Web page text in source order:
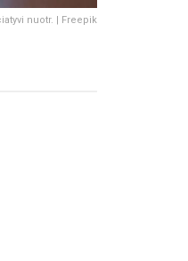
nuotr. | Freepik